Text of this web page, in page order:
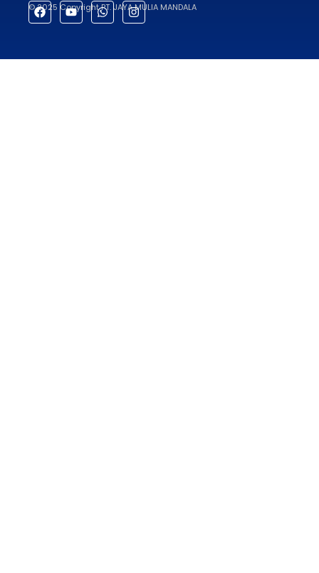
© 2025 Copyright PT. JAYA MULIA MANDALA